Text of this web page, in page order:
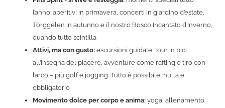
l’anno: aperitivi in primavera, concerti in giardino d’estate,
Törggelen in autunno e il nostro Bosco Incantato d’Inverno,
quando tutto scintilla
Attivi, ma con gusto: escursioni guidate, tour in bici
all’insegna del piacere, avventure come rafting o tiro con
l’arco – più golf e jogging. Tutto è possibile, nulla è
obbligatorio
Movimento dolce per corpo e anima: yoga, allenamento